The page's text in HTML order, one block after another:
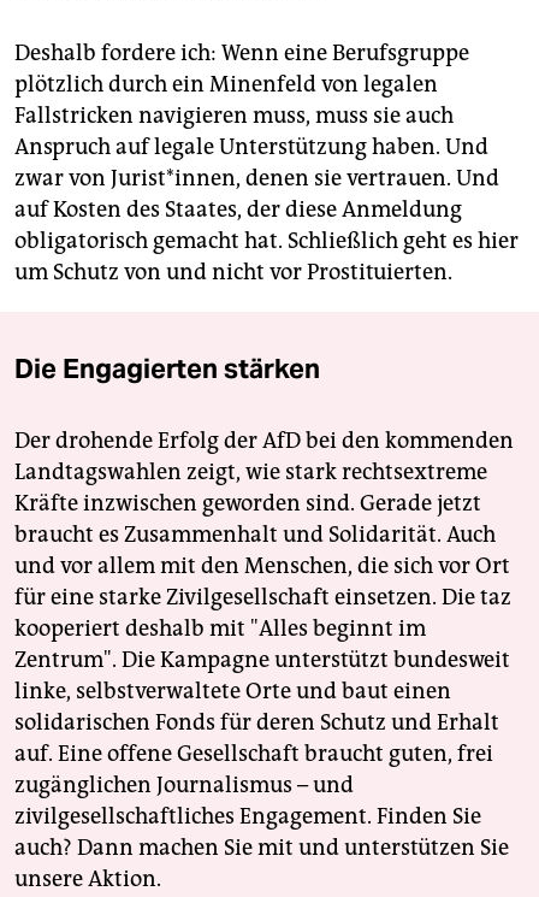
Deshalb fordere ich: Wenn eine Berufsgruppe
plötzlich durch ein Minenfeld von legalen
Fallstricken navigieren muss, muss sie auch
Anspruch auf legale Unterstützung haben. Und
zwar von Jurist*innen, denen sie vertrauen. Und
auf Kosten des Staates, der diese Anmeldung
obligatorisch gemacht hat. Schließlich geht es hier
um Schutz von und nicht vor Prostituierten.
Die Engagierten stärken
Der drohende Erfolg der AfD bei den kommenden
Landtagswahlen zeigt, wie stark rechtsextreme
Kräfte inzwischen geworden sind. Gerade jetzt
braucht es Zusammenhalt und Solidarität. Auch
und vor allem mit den Menschen, die sich vor Ort
für eine starke Zivilgesellschaft einsetzen. Die taz
kooperiert deshalb mit "Alles beginnt im
Zentrum". Die Kampagne unterstützt bundesweit
linke, selbstverwaltete Orte und baut einen
solidarischen Fonds für deren Schutz und Erhalt
auf. Eine offene Gesellschaft braucht guten, frei
zugänglichen Journalismus – und
zivilgesellschaftliches Engagement. Finden Sie
auch? Dann machen Sie mit und unterstützen Sie
unsere Aktion.